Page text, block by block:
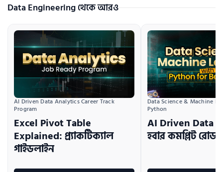
Data Engineering থেকে আরও
AI Driven Data Analytics Career Track
Program
Excel Pivot Table
Explained: প্র্যাকটিক্যাল
গাইডলাইন
Data Science & Machine
Python
AI Driven Data
হবার কমপ্লিট